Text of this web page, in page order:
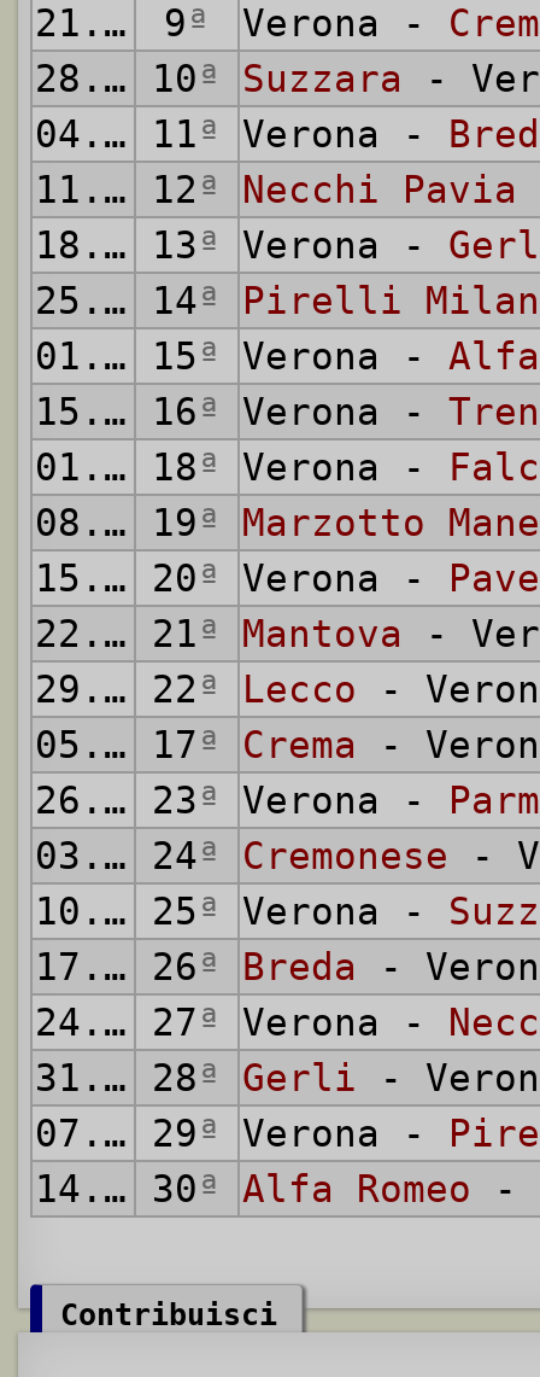
21.12.1941
9ª Verona -
28.12.1941
10ª Suzzara -
04.01.1942
11ª Verona -
11.01.1942
12ª Necchi Pavia
18.01.1942
13ª Verona -
25.01.1942
14ª
Pirelli
01.02.1942
15ª Verona - Alfa
15.02.1942
16ª Verona -
01.03.1942
18ª Verona -
08.03.1942
19ª
Marzotto
15.03.1942
20ª Verona -
22.03.1942
21ª Mantova -
29.03.1942
22ª Lecco -
05.04.1942
17ª Crema -
26.04.1942
23ª Verona -
03.05.1942
24ª Cremonese -
10.05.1942
25ª Verona -
17.05.1942
26ª Breda -
24.05.1942
27ª Verona -
31.05.1942
28ª Gerli -
07.06.1942
29ª Verona -
14.06.1942
30ª Alfa Romeo -
Contribuisci